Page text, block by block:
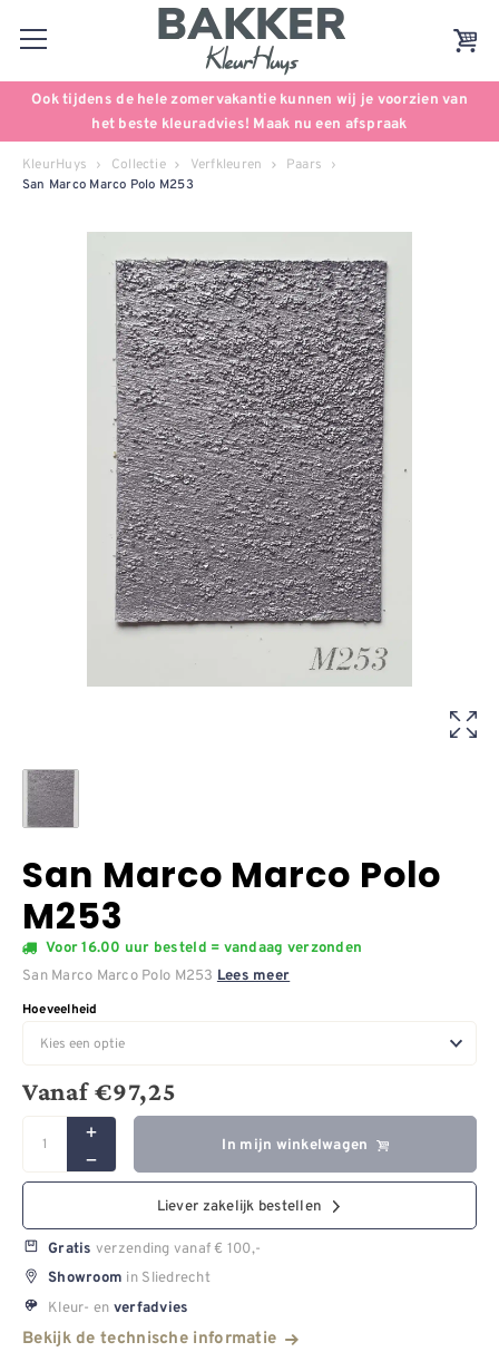
Ook tijdens de hele zomervakantie kunnen wij je voorzien van
het beste kleuradvies! Maak nu een afspraak
KleurHuys Collectie Verfkleuren Paars
San Marco Marco Polo M253
San Marco Marco Polo
M253
Voor 16.00 uur besteld = vandaag verzonden
San Marco Marco Polo M253 Lees meer
Hoeveelheid
Vanaf€97,25
In mijn winkelwagen
Liever zakelijk bestellen
Gratis verzending vanaf € 100,-
Showroom in Sliedrecht
Kleur- en verfadvies
Bekijk de technische informatie